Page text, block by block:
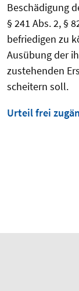
Beschädigung
§ 241 Abs. 2, §
befriedigen zu
Ausübung der
zustehenden
scheitern soll.
Urteil frei